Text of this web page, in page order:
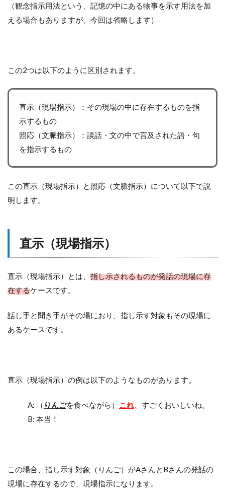
（観念指示用法という、記憶の中にある物事を示す用法を加
える場合もありますが、今回は省略します）
この2つは以下のように区別されます。
直示（現場指示）：その現場の中に存在するものを指
示するもの
照応（文脈指示）：談話・文の中で言及された語・句
を指示するもの
この直示（現場指示）と照応（文脈指示）について以下で説
明します。
直示（現場指示）
直示（現場指示）とは、 指し示されるものが発話の現場に存
在するケースです。
話し手と聞き手がその場におり、指し示す対象もその現場に
あるケースです。
直示（現場指示）の例は以下のようなものがあります。
A: （ りんごを食べながら） これ 、すごくおいしいね。
B: 本当！
この場合、指し示す対象（りんご）がAさんとBさんの発話の
現場に存在するので、現場指示になります。